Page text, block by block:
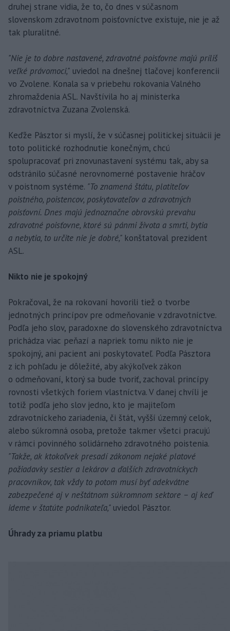
druhej strane vidia, že to, čo dnes v súčasnom
slovenskom zdravotnom poisťovníctve existuje, nie je až
tak pluralitné.
"Nie je to dobre nastavené, zdravotné poisťovne majú príliš
veľké právomoci," uviedol na dnešnej tlačovej konferencii
vo Zvolene. Konala sa v priebehu rokovania Valného
zhromaždenia ASL. Navštívila ho aj ministerka
zdravotníctva Zuzana Zvolenská.
Keďže Pásztor si myslí, že v súčasnej politickej situácii je
toto politické rozhodnutie konečným, chcú
spolupracovať pri znovunastavení systému tak, aby sa
odstránilo súčasné nerovnomerné postavenie hráčov
v poistnom systéme. "To znamená štátu, platiteľov
poistného, poistencov, poskytovateľov a zdravotných
poisťovní. Dnes majú jednoznačne obrovskú prevahu
zdravotné poisťovne, ktoré sú pánmi života a smrti, bytia
a nebytia, to určite nie je dobré," konštatoval prezident
ASL.
Nikto nie je spokojný
Pokračoval, že na rokovaní hovorili tiež o tvorbe
jednotných princípov pre odmeňovanie v zdravotníctve.
Podľa jeho slov, paradoxne do slovenského zdravotníctva
prichádza viac peňazí a napriek tomu nikto nie je
spokojný, ani pacient ani poskytovateľ. Podľa Pásztora
z ich pohľadu je dôležité, aby akýkoľvek zákon
o odmeňovaní, ktorý sa bude tvoriť, zachoval princípy
rovnosti všetkých foriem vlastníctva. V danej chvíli je
totiž podľa jeho slov jedno, kto je majiteľom
zdravotníckeho zariadenia, či štát, vyšší územný celok,
alebo súkromná osoba, pretože takmer všetci pracujú
v rámci povinného solidárneho zdravotného poistenia.
"Takže, ak ktokoľvek presadí zákonom nejaké platové
požiadavky sestier a lekárov a ďalších zdravotníckych
pracovníkov, tak vždy to potom musí byť adekvátne
zabezpečené aj v neštátnom súkromnom sektore – aj keď
ideme v štatúte podnikateľa," uviedol Pásztor.
Úhrady za priamu platbu